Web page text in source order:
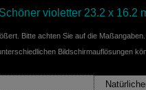
violetter 23.2 x 16.2
Bitte achten Sie auf die
Bildschirmauflösungen